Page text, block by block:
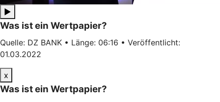
▶
Was ist ein Wertpapier?
Quelle: DZ BANK • Länge: 06:16 • Veröffentlicht:
01.03.2022
x
Was ist ein Wertpapier?